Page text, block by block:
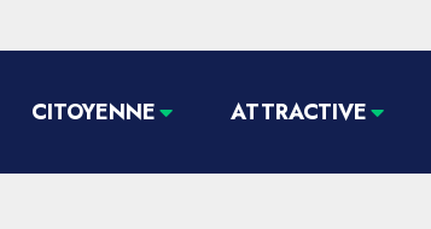
CITOYENNE ATTRACTIVE